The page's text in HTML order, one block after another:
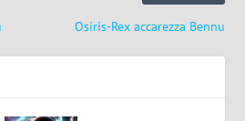
Osiris-Rex accarezza Bennu